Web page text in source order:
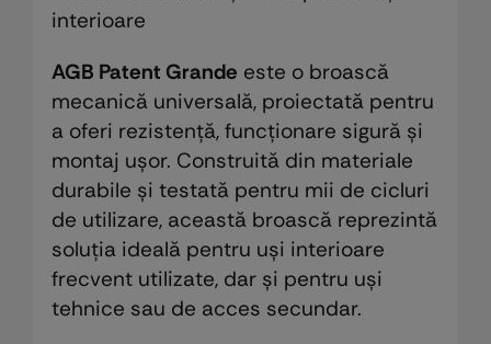
interioare
AGB Patent Grande este o broască
mecanică universală, proiectată pentru
a oferi rezistență, funcționare sigură și
montaj ușor. Construită din materiale
durabile și testată pentru mii de cicluri
de utilizare, această broască reprezintă
soluția ideală pentru uși interioare
frecvent utilizate, dar și pentru uși
tehnice sau de acces secundar.